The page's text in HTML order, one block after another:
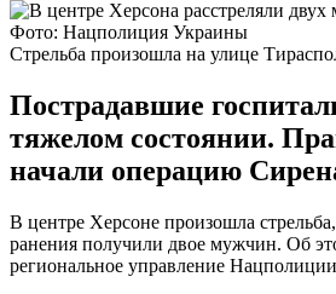
Фото: Нацполиция Украины
Стрельба произошла на улице
Пострадавшие
тяжелом состоянии.
начали операцию
В центре Херсоне произошла стрельба,
ранения получили двое мужчин. Об
региональное управление Нацполиции